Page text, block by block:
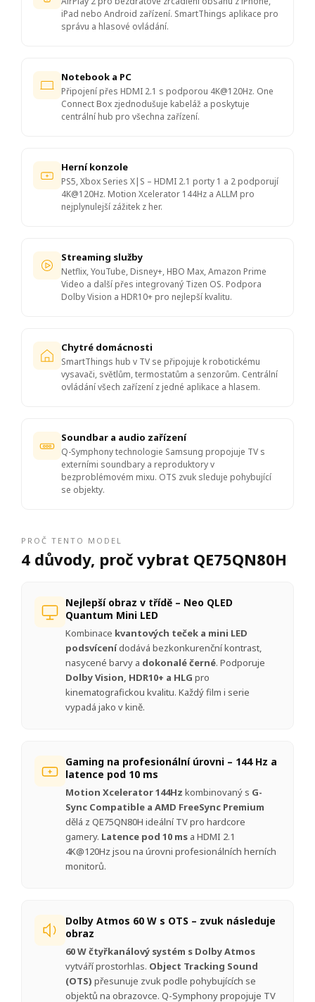
iPad nebo Android zařízení. SmartThings aplikace pro
správu a hlasové ovládání.
Notebook a PC
Připojení přes HDMI 2.1 s podporou 4K@120Hz. One
Connect Box zjednodušuje kabeláž a poskytuje
centrální hub pro všechna zařízení.
Herní konzole
PS5, Xbox Series X|S – HDMI 2.1 porty 1 a 2 podporují
4K@120Hz. Motion Xcelerator 144Hz a ALLM pro
nejplynulejší zážitek z her.
Streaming služby
Netflix, YouTube, Disney+, HBO Max, Amazon Prime
Video a další přes integrovaný Tizen OS. Podpora
Dolby Vision a HDR10+ pro nejlepší kvalitu.
Chytré domácnosti
SmartThings hub v TV se připojuje k robotickému
vysavači, světlům, termostatům a senzorům. Centrální
ovládání všech zařízení z jedné aplikace a hlasem.
Soundbar a audio zařízení
Q-Symphony technologie Samsung propojuje TV s
externími soundbary a reproduktory v
bezproblémovém mixu. OTS zvuk sleduje pohybující
se objekty.
PROČ TENTO MODEL
4 důvody, proč vybrat QE75QN80H
Nejlepší obraz v třídě – Neo QLED
Quantum Mini LED
Kombinace kvantových teček a mini LED
podsvícenídodává bezkonkurenční kontrast,
nasycené barvy a dokonalé černé. Podporuje
Dolby Vision, HDR10+ a HLG pro
kinematografickou kvalitu. Každý film i serie
vypadá jako v kině.
Gaming na profesionální úrovni – 144 Hz a
latence pod 10 ms
Motion Xcelerator 144Hz kombinovaný s G-
Sync Compatible a AMD FreeSync Premium
dělá z QE75QN80H ideální TV pro hardcore
gamery. Latence pod 10 ms a HDMI 2.1
4K@120Hz jsou na úrovni profesionálních herních
monitorů.
Dolby Atmos 60 W s OTS – zvuk následuje
obraz
60 W čtyřkanálový systém s Dolby Atmos
vytváří prostorhlas. Object Tracking Sound
(OTS) přesunuje zvuk podle pohybujících se
objektů na obrazovce. Q-Symphony propojuje TV